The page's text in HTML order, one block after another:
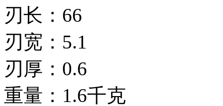
刃长：66
刃宽：5.1
刃厚：0.6
重量：1.6千克